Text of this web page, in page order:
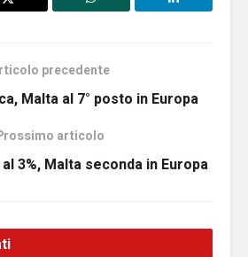
precedente
Malta al 7° posto in Europa
articolo
3%, Malta seconda in Europa